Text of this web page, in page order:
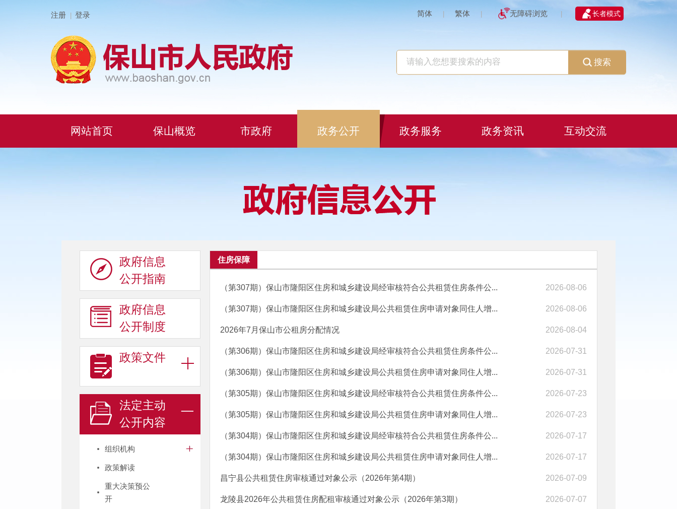
注册 登录 简体 | 繁体 | 无障碍浏览 | 长者模式
搜索
网站首页 保山概览 市政府 政务公开 政务服务 政务资讯 互动交流
政府信息
公开指南
政府信息
公开制度
政策文件
法定主动
公开内容
组织机构
政策解读
重大决策预公
开
住房保障
（第307期）保山市隆阳区住房和城乡建设局经审核符合公共租赁住房条件公... 2026-08-06
（第307期）保山市隆阳区住房和城乡建设局公共租赁住房申请对象同住人增... 2026-08-06
2026年7月保山市公租房分配情况 2026-08-04
（第306期）保山市隆阳区住房和城乡建设局经审核符合公共租赁住房条件公... 2026-07-31
（第306期）保山市隆阳区住房和城乡建设局公共租赁住房申请对象同住人增... 2026-07-31
（第305期）保山市隆阳区住房和城乡建设局经审核符合公共租赁住房条件公... 2026-07-23
（第305期）保山市隆阳区住房和城乡建设局公共租赁住房申请对象同住人增... 2026-07-23
（第304期）保山市隆阳区住房和城乡建设局经审核符合公共租赁住房条件公... 2026-07-17
（第304期）保山市隆阳区住房和城乡建设局公共租赁住房申请对象同住人增... 2026-07-17
昌宁县公共租赁住房审核通过对象公示（2026年第4期） 2026-07-09
龙陵县2026年公共租赁住房配租审核通过对象公示（2026年第3期） 2026-07-07